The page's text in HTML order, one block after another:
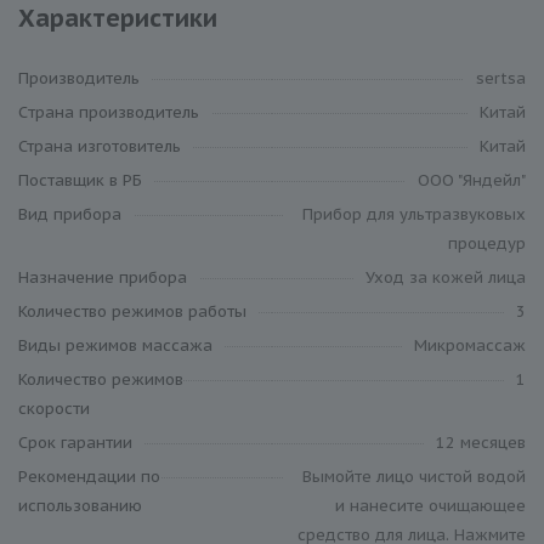
Характеристики
Производитель
sertsa
Cтрана производитель
Китай
Страна изготовитель
Китай
Поставщик в РБ
ООО "Яндейл"
Вид прибора
Прибор для ультразвуковых
процедур
Назначение прибора
Уход за кожей лица
Количество режимов работы
3
Виды режимов массажа
Микромассаж
Количество режимов
скорости
1
Срок гарантии
12 месяцев
Рекомендации по
использованию
Вымойте лицо чистой водой
и нанесите очищающее
средство для лица. Нажмите